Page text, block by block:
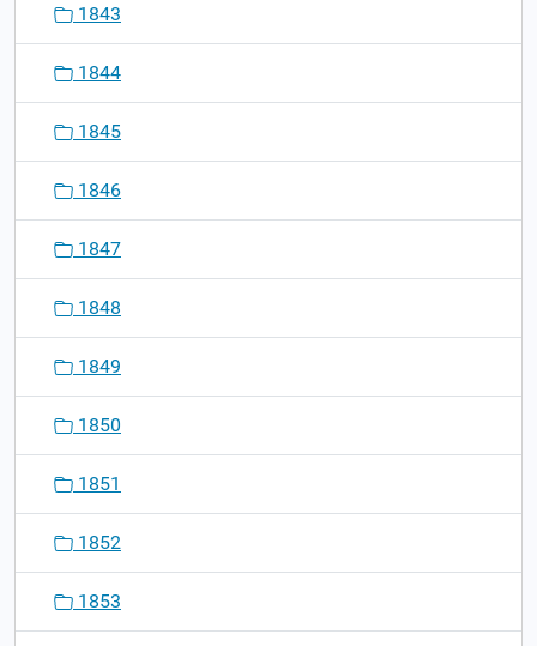
1843
1844
1845
1846
1847
1848
1849
1850
1851
1852
1853